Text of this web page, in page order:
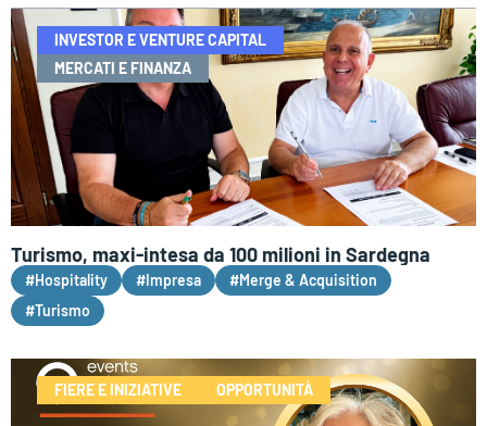
INVESTOR E VENTURE CAPITAL
MERCATI E FINANZA
Turismo, maxi-intesa da 100 milioni in Sardegna
#Hospitality #Impresa
#Merge & Acquisition
#Turismo
FIERE E INIZIATIVE OPPORTUNITÀ